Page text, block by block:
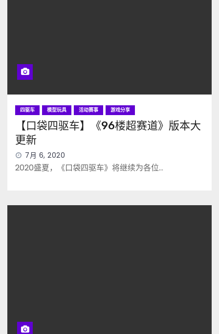
四驱车 模型玩具 活动赛事 游戏分享
【口袋四驱车】《96楼超赛道》版本大
更新
7月 6, 2020
2020盛夏，《口袋四驱车》将继续为各位…